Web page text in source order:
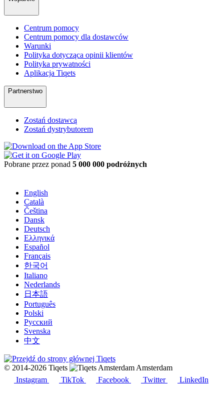
Centrum pomocy
Centrum pomocy dla dostawców
Warunki
Polityka dotycząca opinii klientów
Polityka prywatności
Aplikacja Tiqets
Partnerstwo
Zostań dostawcą
Zostań dystrybutorem
Pobrane przez ponad 5 000 000 podróżnych
English
Català
Čeština
Dansk
Deutsch
Ελληνικά
Español
Français
한국어
Italiano
Nederlands
日本語
Português
Polski
Русский
Svenska
中文
© 2014-2026 Tiqets
Amsterdam
Instagram
TikTok Facebook Twitter LinkedIn